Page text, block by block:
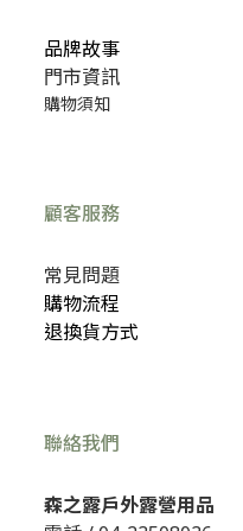
品牌故事
門市資訊
購物須知
顧客服務
常見問題
購物流程
退換貨方式
聯絡我們
森之露戶外露營用品